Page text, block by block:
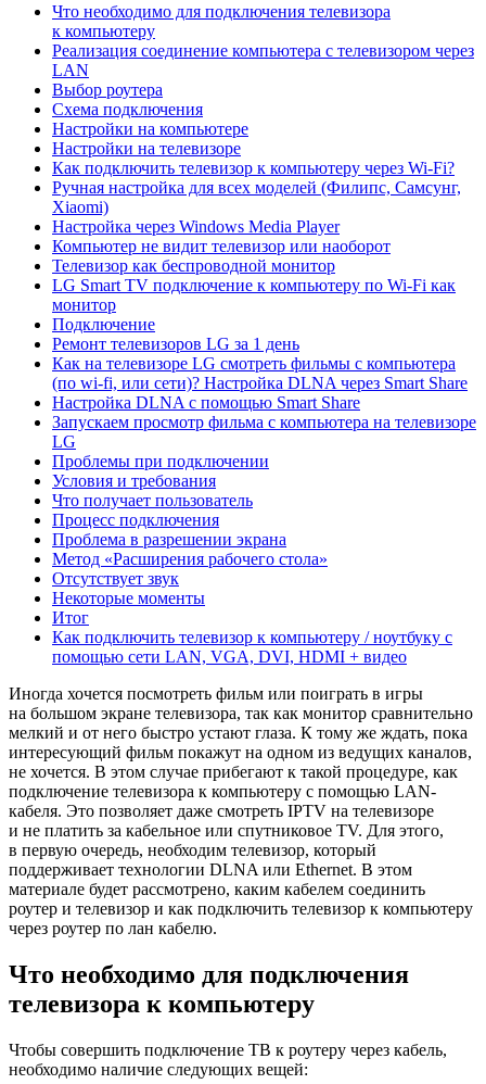
Что необходимо для подключения телевизора
к компьютеру
Реализация соединение компьютера с телевизором через
LAN
Выбор роутера
Схема подключения
Настройки на компьютере
Настройки на телевизоре
Как подключить телевизор к компьютеру через Wi-Fi?
Ручная настройка для всех моделей (Филипс, Самсунг,
Xiaomi)
Настройка через Windows Media Player
Компьютер не видит телевизор или наоборот
Телевизор как беспроводной монитор
LG Smart TV подключение к компьютеру по Wi-Fi как
монитор
Подключение
Ремонт телевизоров LG за 1 день
Как на телевизоре LG смотреть фильмы с компьютера
(по wi-fi, или сети)? Настройка DLNA через Smart Share
Настройка DLNA с помощью Smart Share
Запускаем просмотр фильма с компьютера на телевизоре
LG
Проблемы при подключении
Условия и требования
Что получает пользователь
Процесс подключения
Проблема в разрешении экрана
Метод «Расширения рабочего стола»
Отсутствует звук
Некоторые моменты
Итог
Как подключить телевизор к компьютеру / ноутбуку с
помощью сети LAN, VGA, DVI, HDMI + видео
Иногда хочется посмотреть фильм или поиграть в игры
на большом экране телевизора, так как монитор сравнительно
мелкий и от него быстро устают глаза. К тому же ждать, пока
интересующий фильм покажут на одном из ведущих каналов,
не хочется. В этом случае прибегают к такой процедуре, как
подключение телевизора к компьютеру с помощью LAN-
кабеля. Это позволяет даже смотреть IPTV на телевизоре
и не платить за кабельное или спутниковое TV. Для этого,
в первую очередь, необходим телевизор, который
поддерживает технологии DLNA или Ethernet. В этом
материале будет рассмотрено, каким кабелем соединить
роутер и телевизор и как подключить телевизор к компьютеру
через роутер по лан кабелю.
Что необходимо для подключения
телевизора к компьютеру
Чтобы совершить подключение ТВ к роутеру через кабель,
необходимо наличие следующих вещей: